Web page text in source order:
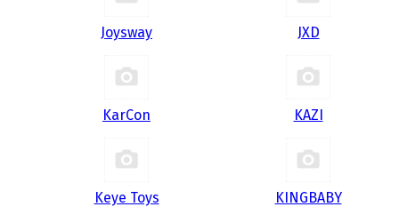
Joysway JXD
KarCon KAZI
Keye Toys KINGBABY